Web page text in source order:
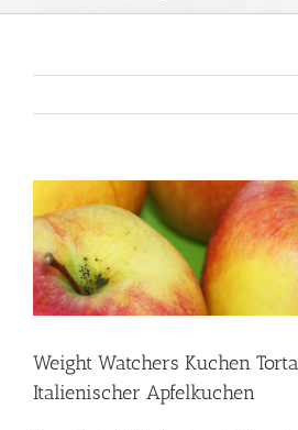
Zeige
grösseres
Bild
Weight Watchers Kuchen
Italienischer Apfelkuchen